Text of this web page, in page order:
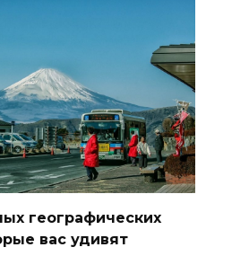
географических
вас удивят